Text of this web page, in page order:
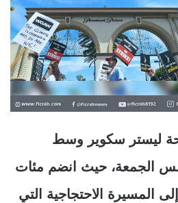
ليستر سكوير وسط
أمس الجمعة، حيث انضم مئات
إلى المسيرة الاحتجاجية التي